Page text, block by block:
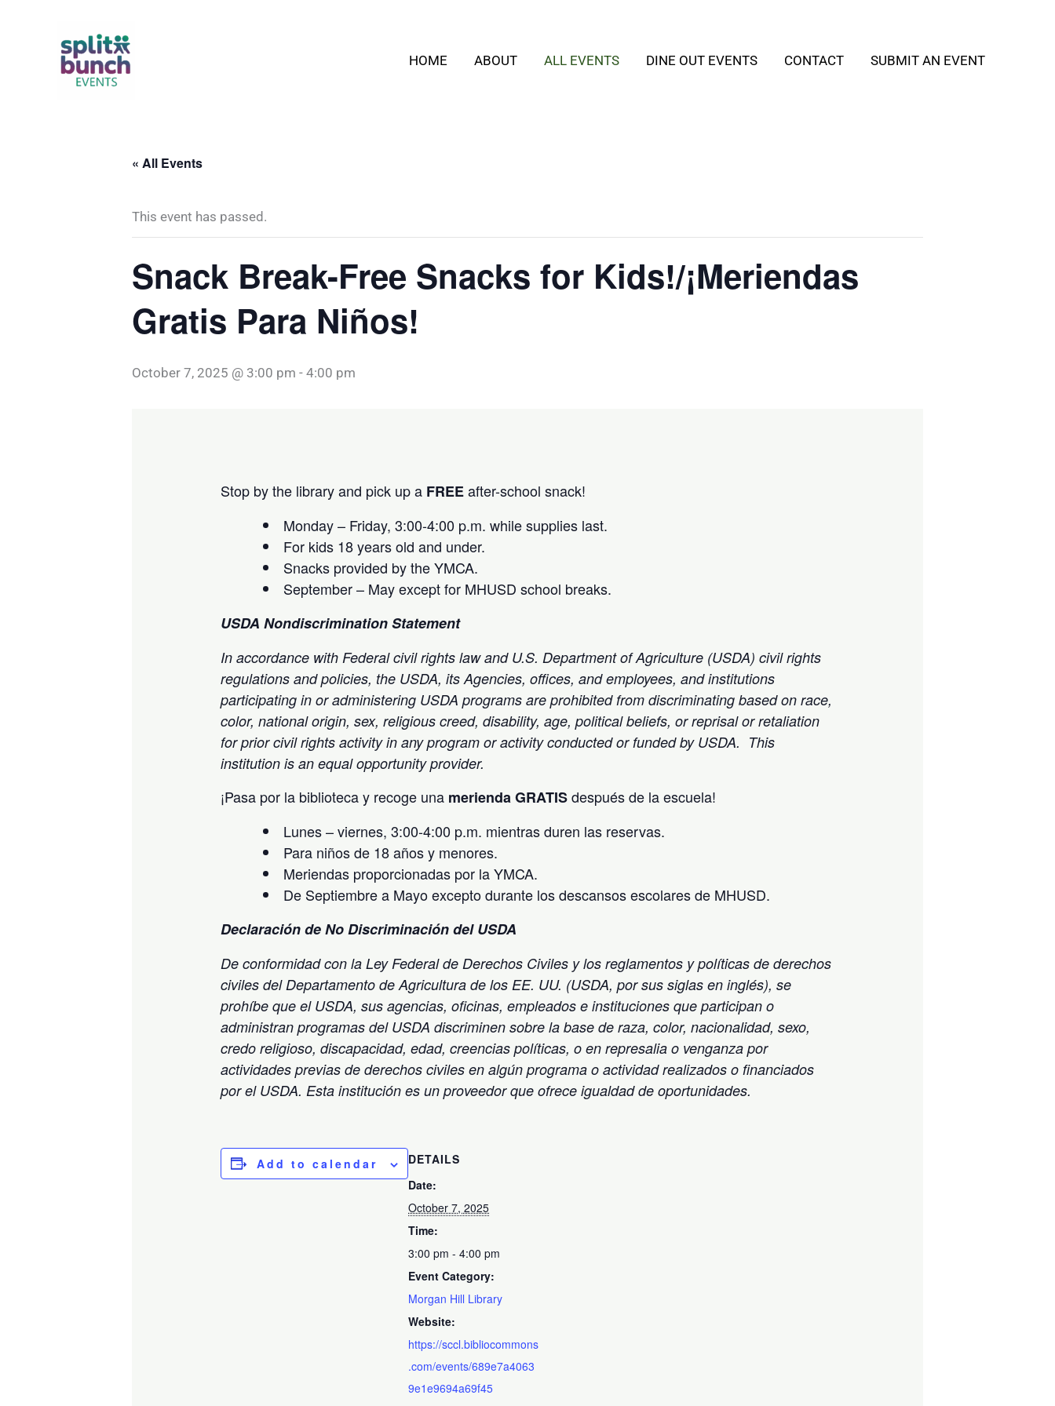
HOME ABOUT ALL EVENTS DINE OUT EVENTS CONTACT SUBMIT AN EVENT
« All Events
This event has passed.
Snack Break-Free Snacks for Kids!/¡Meriendas
Gratis Para Niños!
October 7, 2025 @ 3:00 pm - 4:00 pm
Stop by the library and pick up a FREEafter-school snack!
Monday – Friday, 3:00-4:00 p.m. while supplies last.
For kids 18 years old and under.
Snacks provided by the YMCA.
September – May except for MHUSD school breaks.
USDA Nondiscrimination Statement
In accordance with Federal civil rights law and U.S. Department of Agriculture (USDA) civil rights
regulations and policies, the USDA, its Agencies, offices, and employees, and institutions
participating in or administering USDA programs are prohibited from discriminating based on race,
color, national origin, sex, religious creed, disability, age, political beliefs, or reprisal or retaliation
for prior civil rights activity in any program or activity conducted or funded by USDA. This
institution is an equal opportunity provider.
¡Pasa por la biblioteca y recoge una merienda GRATISdespués de la escuela!
Lunes – viernes, 3:00-4:00 p.m. mientras duren las reservas.
Para niños de 18 años y menores.
Meriendas proporcionadas por la YMCA.
De Septiembre a Mayo excepto durante los descansos escolares de MHUSD.
Declaración de No Discriminación del USDA
De conformidad con la Ley Federal de Derechos Civiles y los reglamentos y políticas de derechos
civiles del Departamento de Agricultura de los EE. UU. (USDA, por sus siglas en inglés), se
prohíbe que el USDA, sus agencias, oficinas, empleados e instituciones que participan o
administran programas del USDA discriminen sobre la base de raza, color, nacionalidad, sexo,
credo religioso, discapacidad, edad, creencias políticas, o en represalia o venganza por
actividades previas de derechos civiles en algún programa o actividad realizados o financiados
por el USDA. Esta institución es un proveedor que ofrece igualdad de oportunidades.
Add to calendar
DETAILS
Date:
October 7, 2025
Time:
3:00 pm - 4:00 pm
Event Category:
Morgan Hill Library
Website:
https://sccl.bibliocommons
.com/events/689e7a4063
9e1e9694a69f45